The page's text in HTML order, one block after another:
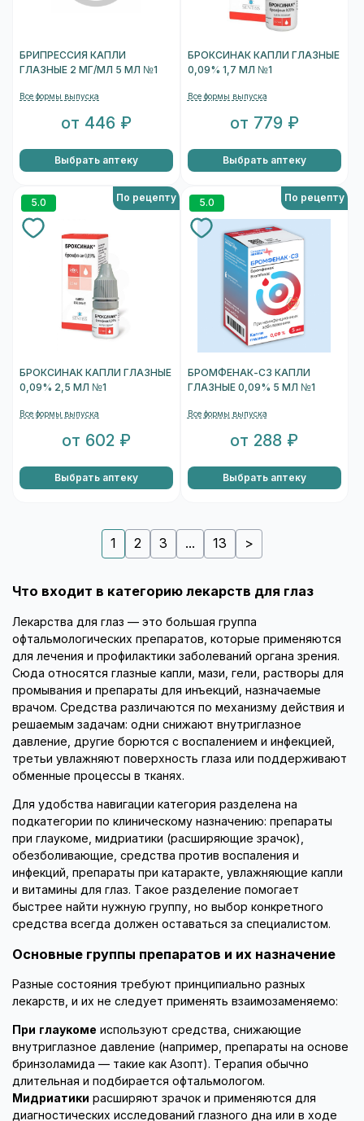
БРИПРЕССИЯ КАПЛИ
ГЛАЗНЫЕ 2 МГ/МЛ 5 МЛ №1
Все формы выпуска
от 446 ₽
Выбрать аптеку
БРОКСИНАК КАПЛИ ГЛАЗНЫЕ
0,09% 1,7 МЛ №1
Все формы выпуска
от 779 ₽
Выбрать аптеку
5.0 По рецепту
БРОКСИНАК КАПЛИ ГЛАЗНЫЕ
0,09% 2,5 МЛ №1
Все формы выпуска
от 602 ₽
Выбрать аптеку
5.0 По рецепту
БРОМФЕНАК-СЗ КАПЛИ
ГЛАЗНЫЕ 0,09% 5 МЛ №1
Все формы выпуска
от 288 ₽
Выбрать аптеку
1 2 3 ... 13 >
Что входит в категорию лекарств для глаз
Лекарства для глаз — это большая группа
офтальмологических препаратов, которые применяются
для лечения и профилактики заболеваний органа зрения.
Сюда относятся глазные капли, мази, гели, растворы для
промывания и препараты для инъекций, назначаемые
врачом. Средства различаются по механизму действия и
решаемым задачам: одни снижают внутриглазное
давление, другие борются с воспалением и инфекцией,
третьи увлажняют поверхность глаза или поддерживают
обменные процессы в тканях.
Для удобства навигации категория разделена на
подкатегории по клиническому назначению: препараты
при глаукоме, мидриатики (расширяющие зрачок),
обезболивающие, средства против воспаления и
инфекций, препараты при катаракте, увлажняющие капли
и витамины для глаз. Такое разделение помогает
быстрее найти нужную группу, но выбор конкретного
средства всегда должен оставаться за специалистом.
Основные группы препаратов и их назначение
Разные состояния требуют принципиально разных
лекарств, и их не следует применять взаимозаменяемо:
При глаукоме используют средства, снижающие
внутриглазное давление (например, препараты на основе
бринзоламида — такие как Азопт). Терапия обычно
длительная и подбирается офтальмологом.
Мидриатики расширяют зрачок и применяются для
диагностических исследований глазного дна или в ходе